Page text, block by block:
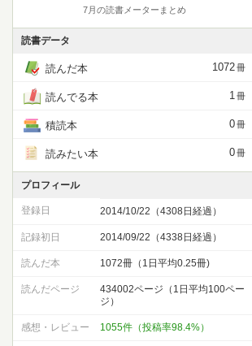
7月の読書メーターまとめ
読書データ
読んだ本 1072冊
読んでる本 1冊
積読本 0冊
読みたい本 0冊
プロフィール
登録日 2014/10/22（4308日経過）
記録初日 2014/09/22（4338日経過）
読んだ本 1072冊（1日平均0.25冊)
読んだページ
434002ページ（1日平均100ペー
ジ）
感想・レビュー 1055件（投稿率98.4%）